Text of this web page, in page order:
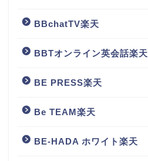
BBchatTV楽天
BBTオンライン英会話楽天
BE PRESS楽天
Be TEAM楽天
BE-HADA ホワイト楽天